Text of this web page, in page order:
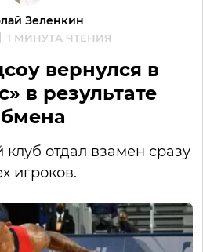
Зеленкин
1 МИНУТА ЧТЕНИЯ
вернулся в
в результате
отдал взамен сразу
игроков.